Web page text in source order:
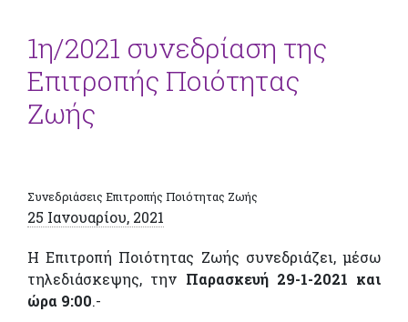
1η/2021 συνεδρίαση της
Επιτροπής Ποιότητας
Ζωής
Συνεδριάσεις Επιτροπής Ποιότητας Ζωής
25 Ιανουαρίου, 2021
Η Επιτροπή Ποιότητας Ζωής συνεδριάζει, μέσω
τηλεδιάσκεψης, την Παρασκευή 29-1-2021 και
ώρα 9:00.-